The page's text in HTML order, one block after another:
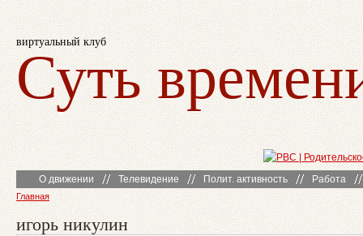
виртуальный клуб
Суть
О движении Телевидение Полит. активность Работа
Главная
игорь никулин